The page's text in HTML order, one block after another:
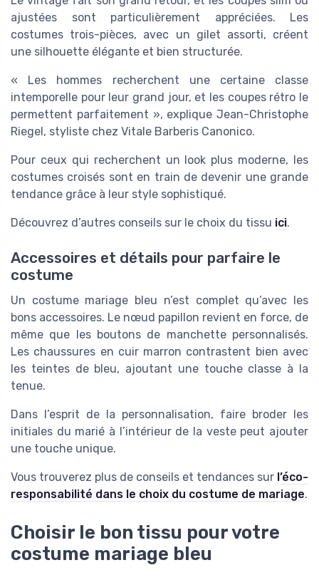
ajustées sont particulièrement appréciées. Les
costumes trois-pièces, avec un gilet assorti, créent
une silhouette élégante et bien structurée.
« Les hommes recherchent une certaine classe
intemporelle pour leur grand jour, et les coupes rétro le
permettent parfaitement », explique Jean-Christophe
Riegel, styliste chez Vitale Barberis Canonico.
Pour ceux qui recherchent un look plus moderne, les
costumes croisés sont en train de devenir une grande
tendance grâce à leur style sophistiqué.
Découvrez d’autres conseils sur le choix du tissu ici.
Accessoires et détails pour parfaire le
costume
Un costume mariage bleu n’est complet qu’avec les
bons accessoires. Le nœud papillon revient en force, de
même que les boutons de manchette personnalisés.
Les chaussures en cuir marron contrastent bien avec
les teintes de bleu, ajoutant une touche classe à la
tenue.
Dans l’esprit de la personnalisation, faire broder les
initiales du marié à l’intérieur de la veste peut ajouter
une touche unique.
Vous trouverez plus de conseils et tendances sur l’éco-
responsabilité dans le choix du costume de mariage.
Choisir le bon tissu pour votre
costume mariage bleu